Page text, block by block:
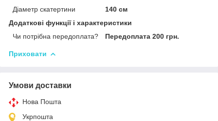
Діаметр скатертини
140 см
Додаткові функції і характеристики
Чи потрібна передоплата?
Передоплата 200 грн.
Приховати
Умови доставки
Нова Пошта
Укрпошта